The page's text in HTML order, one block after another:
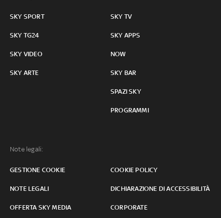
SKY SPORT
SKY TG24
SKY VIDEO
SKY ARTE
SKY TV
SKY APPS
NOW
SKY BAR
SPAZI SKY
PROGRAMMI
Note legali:
GESTIONE COOKIE COOKIE POLICY
NOTE LEGALI DICHIARAZIONE DI ACCESSIBILITÀ
OFFERTA SKY MEDIA CORPORATE